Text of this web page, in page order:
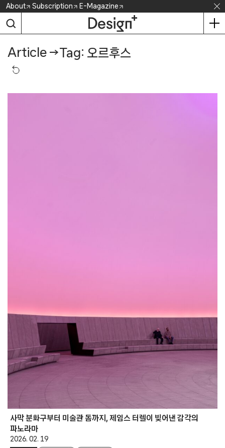
Skip
content
About Subscription E-Magazine
Article →Tag: 오르후스
사막 분화구부터 미술관 돔까지, 제임스 터렐이 빚어낸 감각의
파노라마
2026. 02. 19